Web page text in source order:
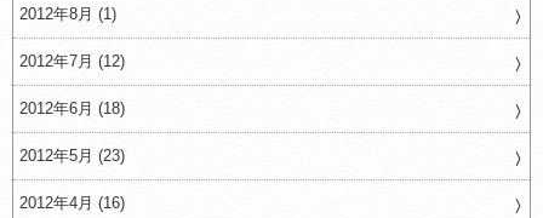
2012年8月 (1)
2012年7月 (12)
2012年6月 (18)
2012年5月 (23)
2012年4月 (16)